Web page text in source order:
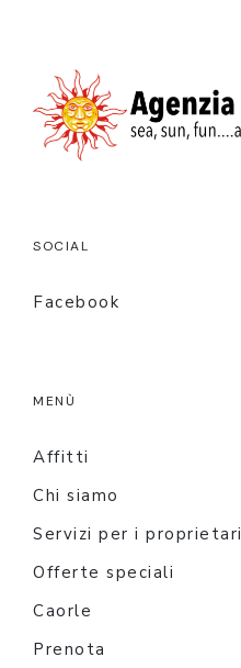
SOCIAL
Facebook
MENÙ
Affitti
Chi siamo
Servizi per i proprietari
Offerte speciali
Caorle
Prenota